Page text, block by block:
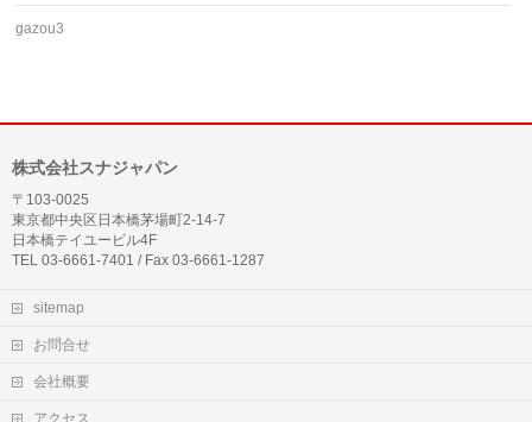
gazou3
株式会社スナジャパン
〒103-0025
東京都中央区日本橋茅場町2-14-7
日本橋テイユービル4F
TEL 03-6661-7401 / Fax 03-6661-1287
sitemap
お問合せ
会社概要
アクセス